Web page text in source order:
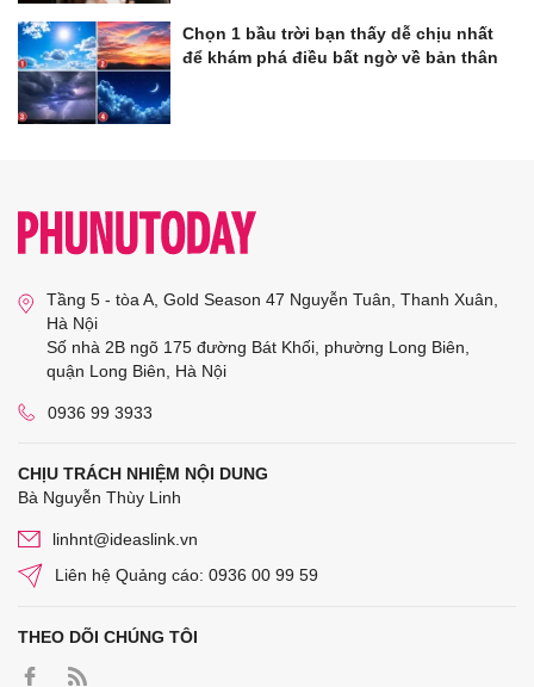
Chọn 1 bầu trời bạn thấy dễ chịu nhất
để khám phá điều bất ngờ về bản thân
Tầng 5 - tòa A, Gold Season 47 Nguyễn Tuân, Thanh Xuân,
Hà Nội
Số nhà 2B ngõ 175 đường Bát Khối, phường Long Biên,
quận Long Biên, Hà Nội
0936 99 3933
CHỊU TRÁCH NHIỆM NỘI DUNG
Bà Nguyễn Thùy Linh
linhnt@ideaslink.vn
Liên hệ Quảng cáo: 0936 00 99 59
THEO DÕI CHÚNG TÔI